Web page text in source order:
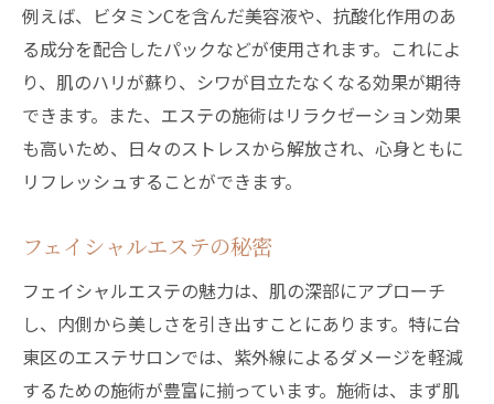
例えば、ビタミンCを含んだ美容液や、抗酸化作用のあ
る成分を配合したパックなどが使用されます。これによ
り、肌のハリが蘇り、シワが目立たなくなる効果が期待
できます。また、エステの施術はリラクゼーション効果
も高いため、日々のストレスから解放され、心身ともに
リフレッシュすることができます。
フェイシャルエステの秘密
フェイシャルエステの魅力は、肌の深部にアプローチ
し、内側から美しさを引き出すことにあります。特に台
東区のエステサロンでは、紫外線によるダメージを軽減
するための施術が豊富に揃っています。施術は、まず肌